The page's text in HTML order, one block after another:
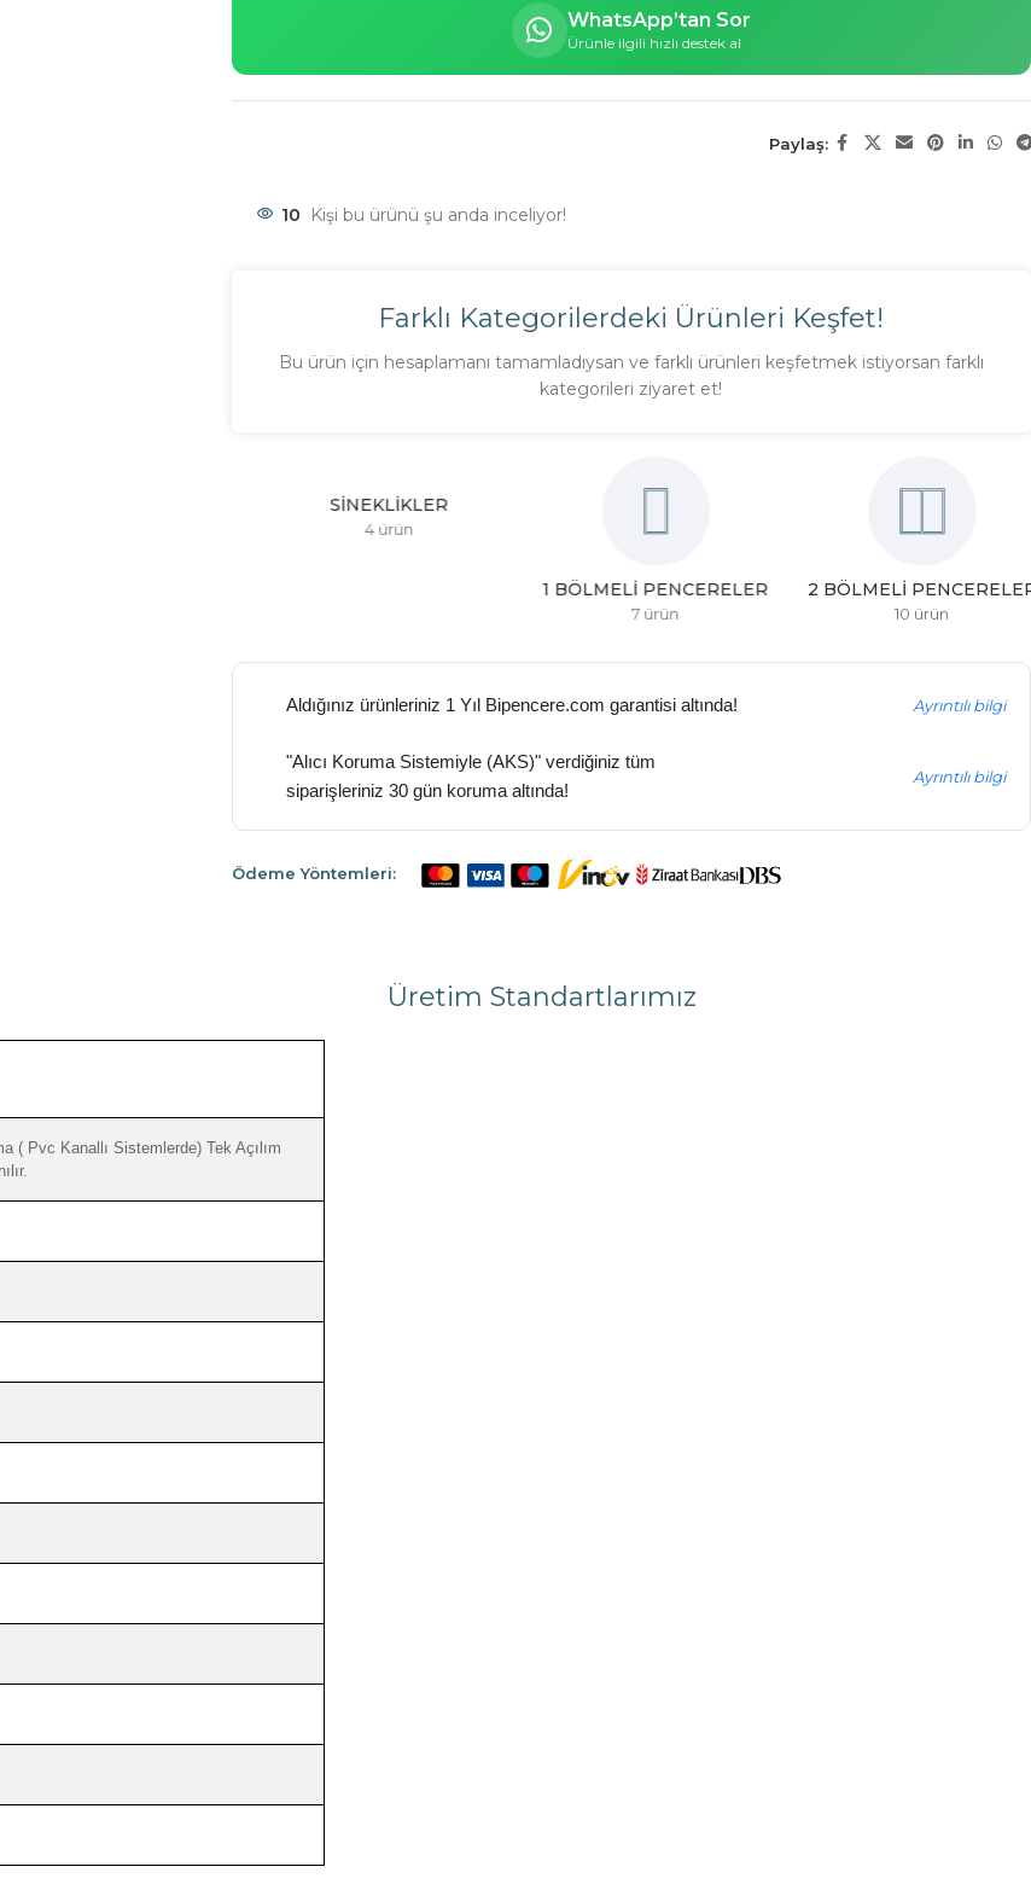
WhatsApp’tan Sor
Ürünle ilgili hızlı destek al
Paylaş:
10 Kişi bu ürünü şu anda inceliyor!
Farklı Kategorilerdeki Ürünleri Keşfet!
Bu ürün için hesaplamanı tamamladıysan ve farklı ürünleri keşfetmek istiyorsan farklı
kategorileri ziyaret et!
SINEKLIKLER
4 ürün
1 BÖLMELI PENCERELER
7 ürün
2 BÖLMELI PENCERELER
10 ürün
Aldığınız ürünleriniz 1 Yıl Bipencere.com garantisi altında! Ayrıntılı bilgi
"Alıcı Koruma Sistemiyle (AKS)" verdiğiniz tüm
siparişleriniz 30 gün koruma altında!
Ayrıntılı bilgi
Ödeme Yöntemleri:
( Pvc Kanallı Sistemlerde) Tek Açılım
Üretim Standartlarımız